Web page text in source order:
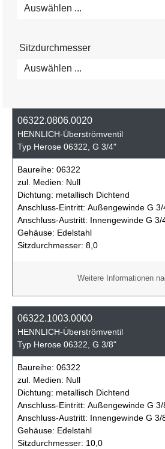
Auswählen ...
Sitzdurchmesser
Auswählen ...
06322.0806.0020
HENNLICH-Überströmventil
Typ Herose 06322, G 3/4"
Baureihe: 06322
zul. Medien: Null
Dichtung: metallisch Dichtend
Anschluss-Eintritt: Außengewinde G 3/
Anschluss-Austritt: Innengewinde G 3/
Gehäuse: Edelstahl
Sitzdurchmesser: 8,0
Weitere Informationen
06322.1003.0000
HENNLICH-Überströmventil
Typ Herose 06322, G 3/8"
Baureihe: 06322
zul. Medien: Null
Dichtung: metallisch Dichtend
Anschluss-Eintritt: Außengewinde G 3/
Anschluss-Austritt: Innengewinde G 3/
Gehäuse: Edelstahl
Sitzdurchmesser: 10,0